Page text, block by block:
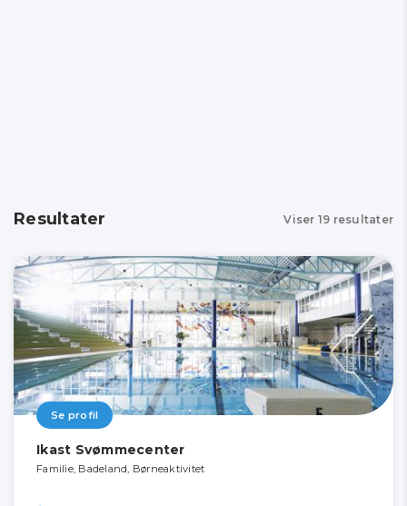
Resultater Viser 19 resultater
Se profil
Ikast Svømmecenter
Familie, Badeland, Børneaktivitet